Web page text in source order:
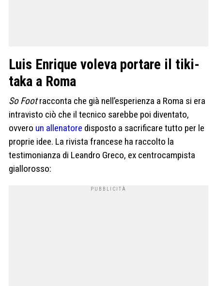
Luis Enrique voleva portare il tiki-
taka a Roma
So Footracconta che già nell’esperienza a Roma si era
intravisto ciò che il tecnico sarebbe poi diventato,
ovvero un allenatore disposto a sacrificare tutto per le
proprie idee. La rivista francese ha raccolto la
testimonianza di Leandro Greco, ex centrocampista
giallorosso: